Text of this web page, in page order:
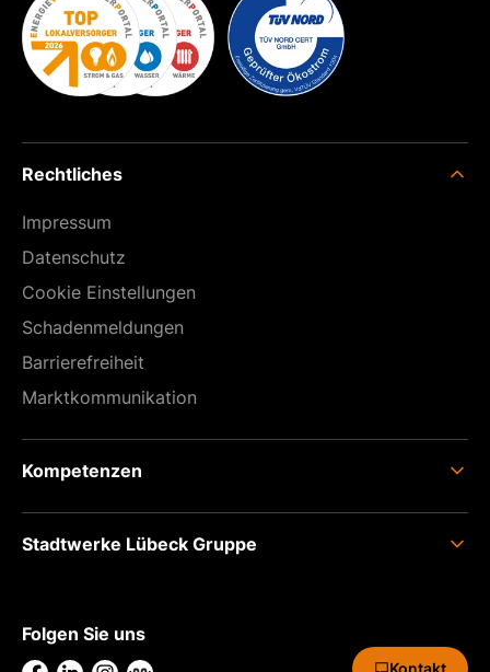
Rechtliches
Impressum
Datenschutz
Cookie Einstellungen
Schadenmeldungen
Barrierefreiheit
Marktkommunikation
Kompetenzen
Energie
Digital
Infrastruktur
Stadtwerke Lübeck Gruppe
Karriere
Presse
Folgen Sie uns
Kontakt